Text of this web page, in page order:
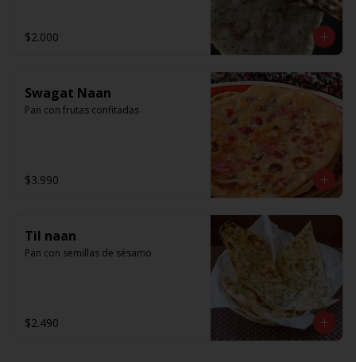
$2.000
Swagat Naan
Pan con frutas confitadas
$3.990
Til naan
Pan con semillas de sésamo
$2.490